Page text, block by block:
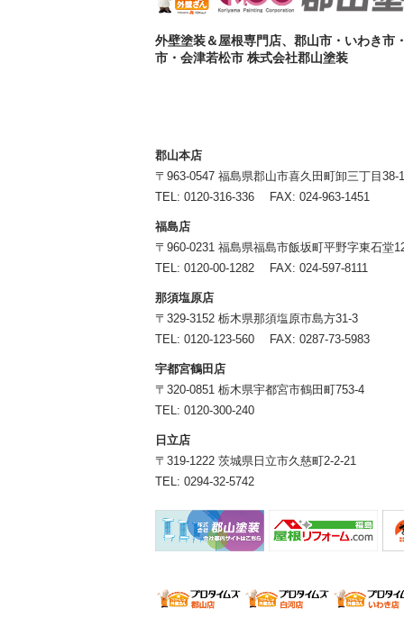
外壁塗装＆屋根専門店、郡山市・いわき市
市・会津若松市 株式会社郡山塗装
郡山本店
〒963-0547 福島県郡山市喜久田町卸三丁目38-1
TEL: 0120-316-336 FAX: 024-963-1451
福島店
〒960-0231 福島県福島市飯坂町平野字東石堂
TEL: 0120-00-1282 FAX: 024-597-8111
那須塩原店
〒329-3152 栃木県那須塩原市島方31-3
TEL: 0120-123-560 FAX: 0287-73-5983
宇都宮鶴田店
〒320-0851 栃木県宇都宮市鶴田町753-4
TEL: 0120-300-240
日立店
〒319-1222 茨城県日立市久慈町2-2-21
TEL: 0294-32-5742